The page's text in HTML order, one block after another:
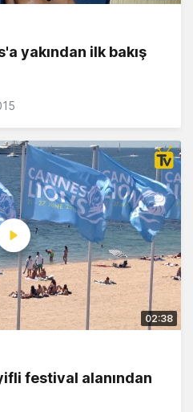
yakından ilk bakış
festival alanından
02:38